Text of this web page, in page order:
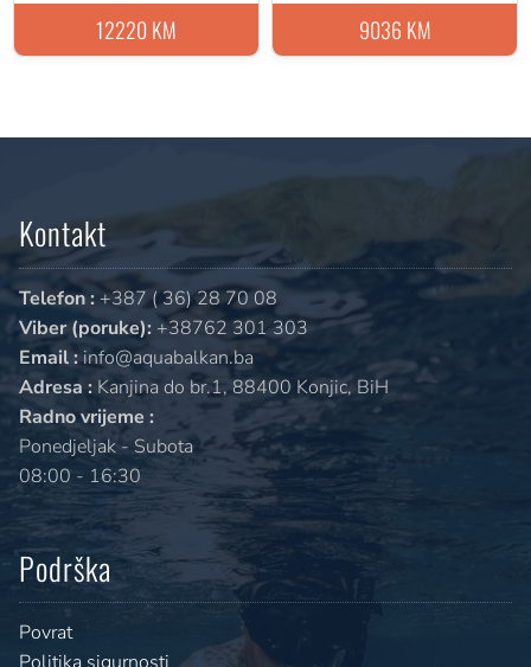
12220 KM
9036 KM
Kontakt
Telefon : +387 ( 36) 28 70 08
Viber (poruke): +38762 301 303
Email :info@aquabalkan.ba
Adresa : Kanjina do br.1, 88400 Konjic, BiH
Radno vrijeme :
Ponedjeljak - Subota
08:00 - 16:30
Podrška
Povrat